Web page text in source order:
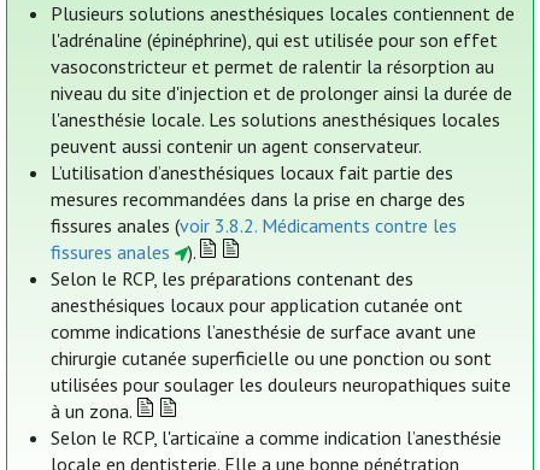
Plusieurs solutions anesthésiques locales contiennent de
l'adrénaline (épinéphrine), qui est utilisée pour son effet
vasoconstricteur et permet de ralentir la résorption au
niveau du site d'injection et de prolonger ainsi la durée de
l'anesthésie locale. Les solutions anesthésiques locales
peuvent aussi contenir un agent conservateur.
L’utilisation d’anesthésiques locaux fait partie des
mesures recommandées dans la prise en charge des
fissures anales (voir 3.8.2. Médicaments contre les
fissures anales
).
Selon le RCP, les préparations contenant des
anesthésiques locaux pour application cutanée ont
comme indications l’anesthésie de surface avant une
chirurgie cutanée superficielle ou une ponction ou sont
utilisées pour soulager les douleurs neuropathiques suite
à un zona.
Selon le RCP, l'articaïne a comme indication l’anesthésie
locale en dentisterie. Elle a une bonne pénétration